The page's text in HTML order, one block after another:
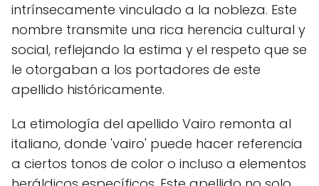
intrínsecamente vinculado a la nobleza. Este
nombre transmite una rica herencia cultural y
social, reflejando la estima y el respeto que se
le otorgaban a los portadores de este
apellido históricamente.
La etimología del apellido Vairo remonta al
italiano, donde 'vairo' puede hacer referencia
a ciertos tonos de color o incluso a elementos